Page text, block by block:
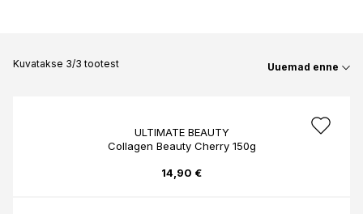
Kuvatakse 3/3 tootest Uuemad enne
ULTIMATE BEAUTY
Collagen Beauty Cherry 150g
14,90 €